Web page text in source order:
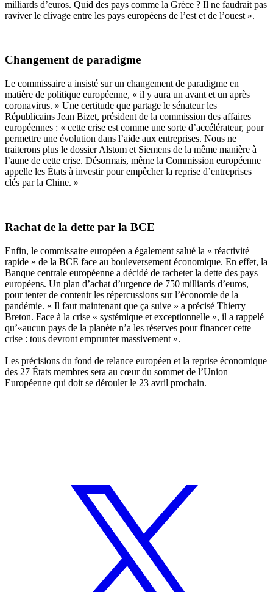
milliards d’euros. Quid des pays comme la Grèce ? Il ne faudrait pas
raviver le clivage entre les pays européens de l’est et de l’ouest ».
Changement de paradigme
Le commissaire a insisté sur un changement de paradigme en
matière de politique européenne, « il y aura un avant et un après
coronavirus. » Une certitude que partage le sénateur les
Républicains Jean Bizet, président de la commission des affaires
européennes : « cette crise est comme une sorte d’accélérateur, pour
permettre une évolution dans l’aide aux entreprises. Nous ne
traiterons plus le dossier Alstom et Siemens de la même manière à
l’aune de cette crise. Désormais, même la Commission européenne
appelle les États à investir pour empêcher la reprise d’entreprises
clés par la Chine. »
Rachat de la dette par la BCE
Enfin, le commissaire européen a également salué la « réactivité
rapide » de la BCE face au bouleversement économique. En effet, la
Banque centrale européenne a décidé de racheter la dette des pays
européens. Un plan d’achat d’urgence de 750 milliards d’euros,
pour tenter de contenir les répercussions sur l’économie de la
pandémie. « Il faut maintenant que ça suive » a précisé Thierry
Breton. Face à la crise « systémique et exceptionnelle », il a rappelé
qu’«aucun pays de la planète n’a les réserves pour financer cette
crise : tous devront emprunter massivement ».
Les précisions du fond de relance européen et la reprise économique
des 27 États membres sera au cœur du sommet de l’Union
Européenne qui doit se dérouler le 23 avril prochain.